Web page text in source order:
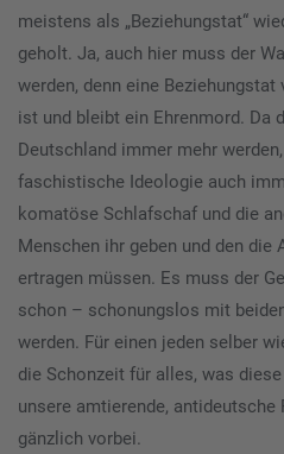
meistens als „Beziehungstat“
geholt. Ja, auch hier muss der
werden, denn eine
ist und bleibt ein Ehrenmord. Da
Deutschland immer mehr
faschistische Ideologie auch
komatöse Schlafschaf und die
Menschen ihr geben und den
ertragen müssen. Es muss der
schon – schonungslos mit
werden. Für einen jeden selber
die Schonzeit für alles, was
unsere amtierende, antideutsche
gänzlich vorbei.